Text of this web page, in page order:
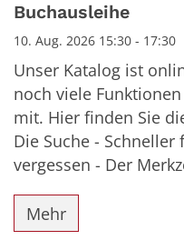
Buchausleihe
10. Aug. 2026 15:30 - 17:30
Unser Katalog ist
noch viele
mit. Hier finden Sie
Die Suche -
vergessen - Der
Mehr